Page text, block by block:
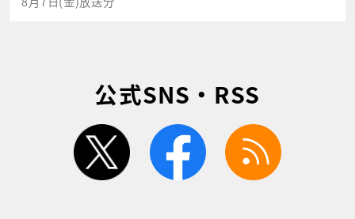
公式SNS・RSS
twitter facebook